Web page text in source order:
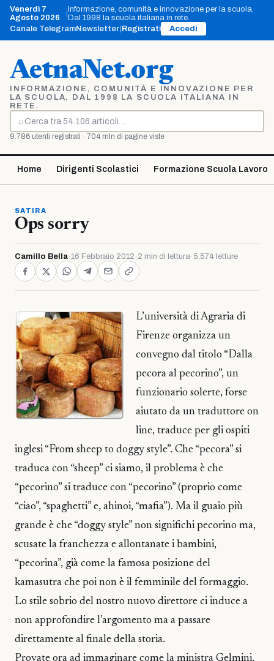
Vai
contenuto
Venerdì 7
Agosto 2026
Informazione, comunità e innovazione per la scuola.
Dal 1998 la scuola italiana in rete.
Canale TelegramNewsletter Registrati Accedi
AetnaNet.org
INFORMAZIONE, COMUNITÀ E INNOVAZIONE PER
LA SCUOLA. DAL 1998 LA SCUOLA ITALIANA IN
RETE.
⌕
Cerca
9.786 utenti registrati · 704 mln di pagine viste
Home Dirigenti Scolastici Formazione Scuola Lavoro
SATIRA
Ops sorry
Camillo Bella·16 Febbraio 2012 · 2 min di lettura· 5.574 letture
L’università di Agraria di
Firenze organizza un
convegno dal titolo “Dalla
pecora al pecorino”, un
funzionario solerte, forse
aiutato da un traduttore on
line, traduce per gli ospiti
inglesi “From sheep to doggy style”. Che “pecora” si
traduca con “sheep” ci siamo, il problema è che
“pecorino” si traduce con “pecorino” (proprio come
“ciao”, “spaghetti” e, ahinoi, “mafia”). Ma il guaio più
grande è che “doggy style” non significhi pecorino ma,
scusate la franchezza e allontanate i bambini,
“pecorina”, già come la famosa posizione del
kamasutra che poi non è il femminile del formaggio.
Lo stile sobrio del nostro nuovo direttore ci induce a
non approfondire l’argomento ma a passare
direttamente al finale della storia.
Provate ora ad immaginare come la ministra Gelmini,